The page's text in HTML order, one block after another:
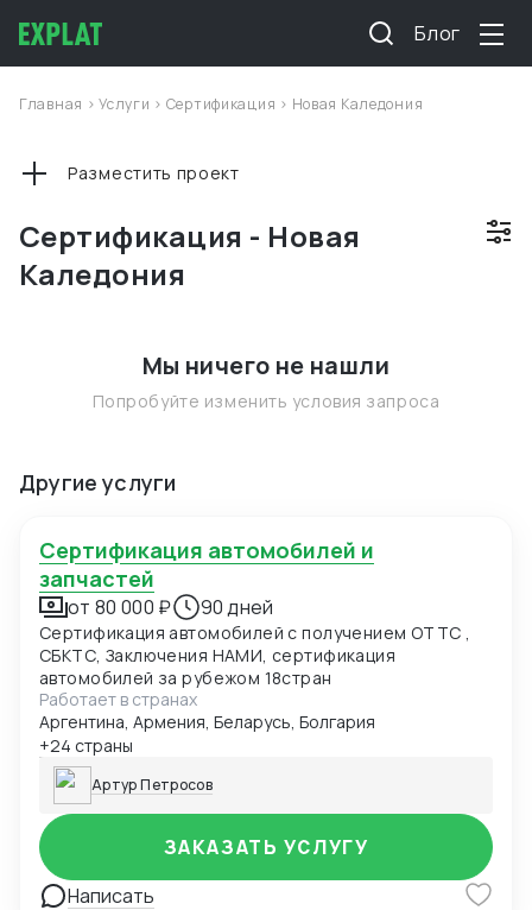
Блог
Главная >Услуги > Сертификация > Новая Каледония
Сертификация - Новая
Каледония
Разместить проект
Мы ничего не нашли
Попробуйте изменить условия запроса
Другие услуги
Сертификация автомобилей и
запчастей
от 80 000 ₽ 90 дней
Сертификация автомобилей с получением ОТТС ,
СБКТС, Заключения НАМИ, сертификация
автомобилей за рубежом 18стран
Работает в странах
Аргентина, Армения, Беларусь, Болгария
+24 страны
Артур Петросов
Написать
ЗАКАЗАТЬ УСЛУГУ